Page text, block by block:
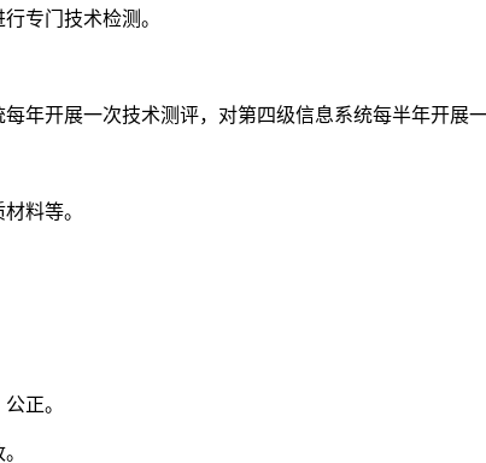
专门技术检测。
开展一次技术测评，对第四级信息系统每半年开展一
料等。
正。